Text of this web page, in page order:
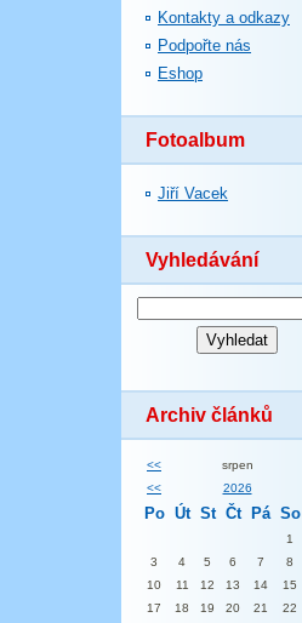
Kontakty a odkazy
Podpořte nás
Eshop
Fotoalbum
Jiří Vacek
Vyhledávání
Archiv článků
<< srpen
<<
2026
Po Út St Čt Pá So
1
3
4 5 6 7 8
10
11 12 13 14 15
17
18 19 20 21 22